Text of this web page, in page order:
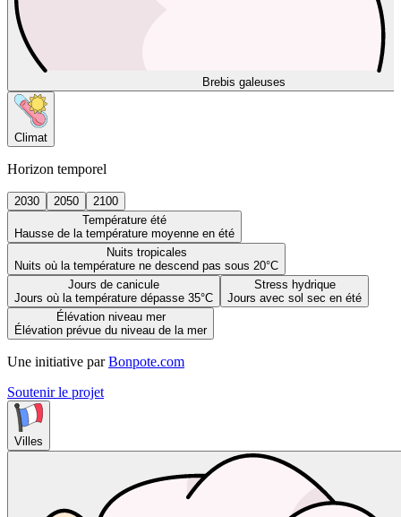
Brebis galeuses
Climat
Horizon temporel
2030 2050
2100
Température été
Hausse de la température moyenne en été
Nuits tropicales
Nuits où la température ne descend pas sous 20°C
Jours de canicule
Jours où la température dépasse 35°C
Stress hydrique
Jours avec sol sec en été
Élévation niveau mer
Élévation prévue du niveau de la mer
Une initiative par Bonpote.com
Soutenir le projet
Villes